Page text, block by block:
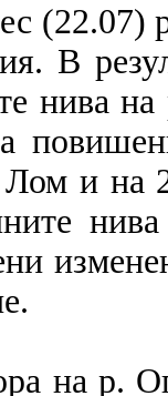
(22.07)
В
нива на
и на
на р.